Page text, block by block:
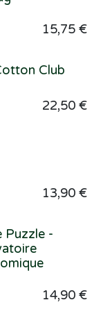
15,75€
Club
22,50€
13,90€
Puzzle -
14,90€